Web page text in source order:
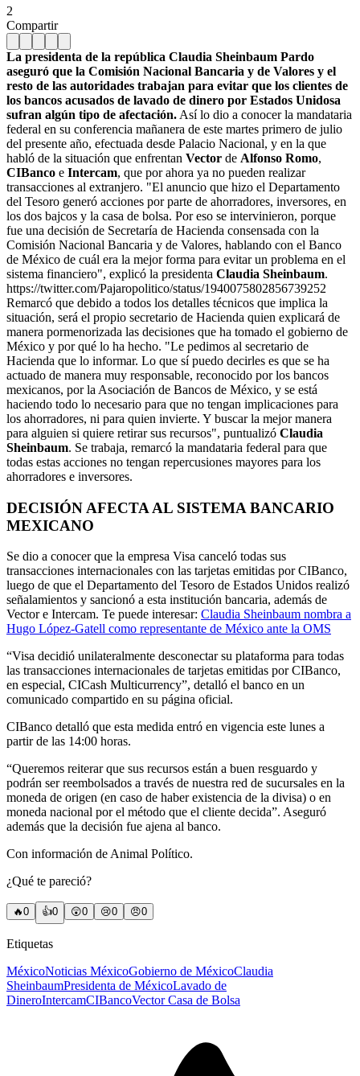
2
Compartir
La presidenta de la república Claudia Sheinbaum Pardo
aseguró que la Comisión Nacional Bancaria y de Valores y el
resto de las autoridades trabajan para evitar que los clientes de
los bancos acusados de lavado de dinero por Estados Unidosa
sufran algún tipo de afectación. Así lo dio a conocer la mandataria
federal en su conferencia mañanera de este martes primero de julio
del presente año, efectuada desde Palacio Nacional, y en la que
habló de la situación que enfrentan Vector de Alfonso Romo,
CIBanco e Intercam, que por ahora ya no pueden realizar
transacciones al extranjero. "El anuncio que hizo el Departamento
del Tesoro generó acciones por parte de ahorradores, inversores, en
los dos bajcos y la casa de bolsa. Por eso se intervinieron, porque
fue una decisión de Secretaría de Hacienda consensada con la
Comisión Nacional Bancaria y de Valores, hablando con el Banco
de México de cuál era la mejor forma para evitar un problema en el
sistema financiero", explicó la presidenta Claudia Sheinbaum.
https://twitter.com/Pajaropolitico/status/1940075802856739252
Remarcó que debido a todos los detalles técnicos que implica la
situación, será el propio secretario de Hacienda quien explicará de
manera pormenorizada las decisiones que ha tomado el gobierno de
México y por qué lo ha hecho. "Le pedimos al secretario de
Hacienda que lo informar. Lo que sí puedo decirles es que se ha
actuado de manera muy responsable, reconocido por los bancos
mexicanos, por la Asociación de Bancos de México, y se está
haciendo todo lo necesario para que no tengan implicaciones para
los ahorradores, ni para quien invierte. Y buscar la mejor manera
para alguien si quiere retirar sus recursos", puntualizó Claudia
Sheinbaum. Se trabaja, remarcó la mandataria federal para que
todas estas acciones no tengan repercusiones mayores para los
ahorradores e inversores.
DECISIÓN AFECTA AL SISTEMA BANCARIO
MEXICANO
Se dio a conocer que la empresa Visa canceló todas sus
transacciones internacionales con las tarjetas emitidas por CIBanco,
luego de que el Departamento del Tesoro de Estados Unidos realizó
señalamientos y sancionó a esta institución bancaria, además de
Vector e Intercam. Te puede interesar: Claudia Sheinbaum nombra a
Hugo López-Gatell como representante de México ante la OMS
“Visa decidió unilateralmente desconectar su plataforma para todas
las transacciones internacionales de tarjetas emitidas por CIBanco,
en especial, CICash Multicurrency”, detalló el banco en un
comunicado compartido en su página oficial.
CIBanco detalló que esta medida entró en vigencia este lunes a
partir de las 14:00 horas.
“Queremos reiterar que sus recursos están a buen resguardo y
podrán ser reembolsados a través de nuestra red de sucursales en la
moneda de origen (en caso de haber existencia de la divisa) o en
moneda nacional por el método que el cliente decida”. Aseguró
además que la decisión fue ajena al banco.
Con información de Animal Político.
¿Qué te pareció?
🔥0 👍0 😲0 😢0 😠0
Etiquetas
MéxicoNoticias MéxicoGobierno de MéxicoClaudia
SheinbaumPresidenta de MéxicoLavado de
DineroIntercamCIBancoVector Casa de Bolsa